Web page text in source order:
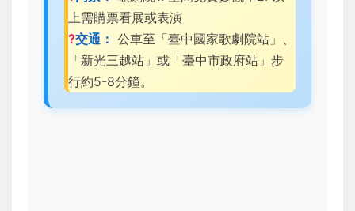
上需購票看展或表演
?交通： 公車至「臺中國家歌劇院站」、
「新光三越站」或「臺中市政府站」步
行約5-8分鐘。